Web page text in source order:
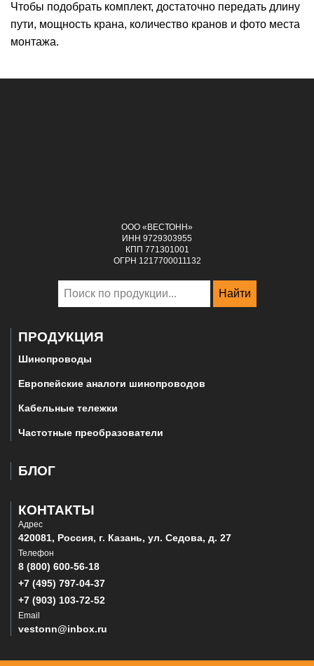
Чтобы подобрать комплект, достаточно передать длину
пути, мощность крана, количество кранов и фото места
монтажа.
ООО «ВЕСТОНН»
ИНН 9729303955
КПП 771301001
ОГРН 1217700011132
Найти
ПРОДУКЦИЯ
Шинопроводы
Европейские аналоги шинопроводов
Кабельные тележки
Частотные преобразователи
БЛОГ
КОНТАКТЫ
Адрес
420081, Россия, г. Казань, ул. Седова, д. 27
Телефон
8 (800) 600-56-18
+7 (495) 797-04-37
+7 (903) 103-72-52
Email
vestonn@inbox.ru